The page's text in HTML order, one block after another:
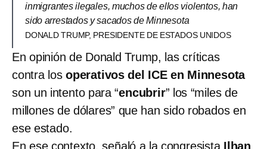
inmigrantes ilegales, muchos de ellos violentos, han
sido arrestados y sacados de Minnesota
DONALD TRUMP, PRESIDENTE DE ESTADOS UNIDOS
En opinión de Donald Trump, las críticas
contra losoperativos del ICE en Minnesota
son un intento para “encubrir” los “miles de
millones de dólares” que han sido robados en
ese estado.
En ese contexto, señaló a la congresistaIlhan